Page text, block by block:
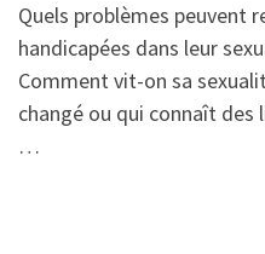
Quels problèmes peuvent
handicapées dans leur
Comment vit-on sa
changé ou qui connaît
…